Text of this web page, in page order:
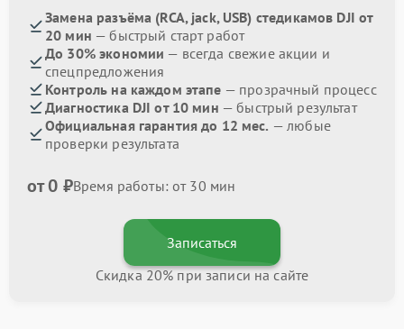
Замена разъёма (RCA, jack, USB) стедикамов DJI от
20 мин — быстрый старт работ
До 30% экономии — всегда свежие акции и
спецпредложения
Контроль на каждом этапе — прозрачный процесс
Диагностика DJI от 10 мин — быстрый результат
Официальная гарантия до 12 мес. — любые
проверки результата
от 0 ₽Время работы: от 30 мин
Записаться
Скидка 20% при записи на сайте